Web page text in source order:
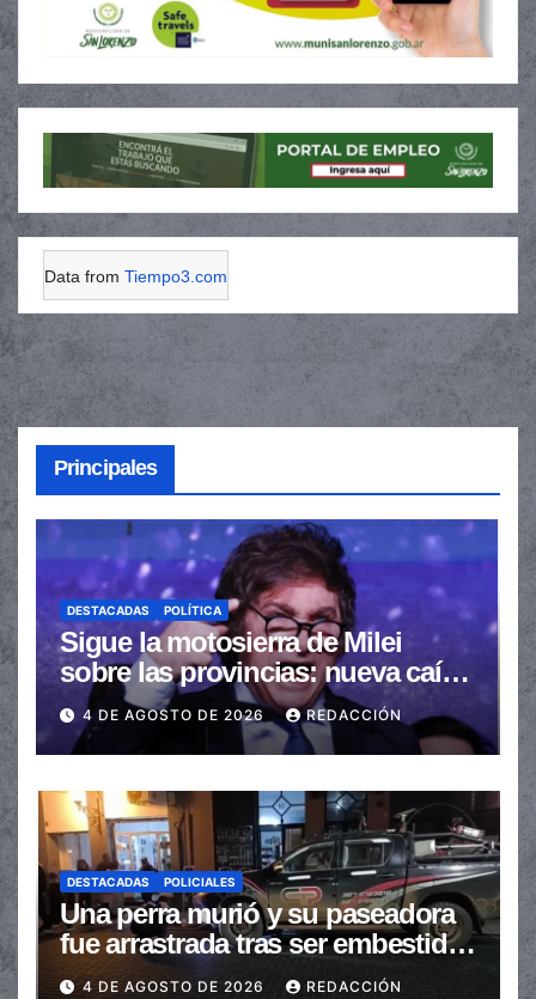
Data from Tiempo3.com
Principales
DESTACADAS POLÍTICA
Sigue la motosierra de Milei
sobre las provincias: nueva caída
de las transferencias no
automáticas
4 DE AGOSTO DE 2026 REDACCIÓN
DESTACADAS POLICIALES
Una perra murió y su paseadora
fue arrastrada tras ser embestidas
en la senda peatonal
4 DE AGOSTO DE 2026 REDACCIÓN